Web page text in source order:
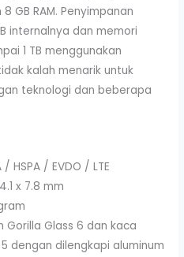
GB RAM. Penyimpanan
internalnya dan memori
1 TB menggunakan
kalah menarik untuk
teknologi dan beberapa
HSPA / EVDO / LTE
x 7.8 mm
Gorilla Glass 6 dan kaca
dengan dilengkapi aluminum